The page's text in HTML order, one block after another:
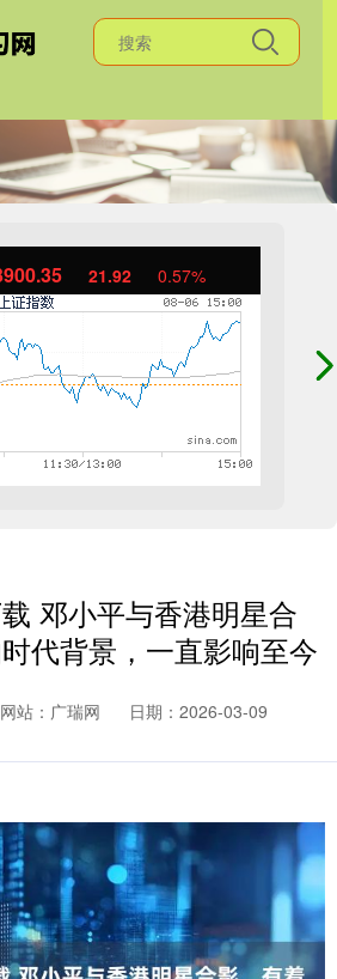
21.92 0.57%
邓小平与香港明星合
代背景，一直影响至今
网站：广瑞网
日期：2026-03-09